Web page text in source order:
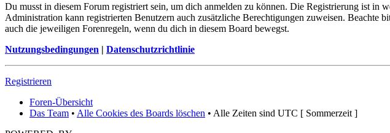
Du musst in diesem Forum registriert sein, um dich anmelden zu können. Die Registrierung ist
Administration kann registrierten Benutzern auch zusätzliche Berechtigungen zuweisen. Beachte
auch die jeweiligen Forenregeln, wenn du dich in diesem Board bewegst.
Nutzungsbedingungen | Datenschutzrichtlinie
Registrieren
Foren-Übersicht
Das Team • Alle Cookies des Boards löschen • Alle Zeiten sind UTC [ Sommerzeit ]